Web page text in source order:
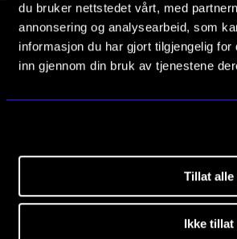
du bruker nettstedet vårt, med
annonsering og analysearbeid, som
informasjon du har gjort tilgjengelig
inn gjennom din bruk av tjenestene
Tillat alle
Ikke tillat
The Student Committee (SUT)
The Norwegian Academy of
0369 Oslo, Norway
post@nmh.no